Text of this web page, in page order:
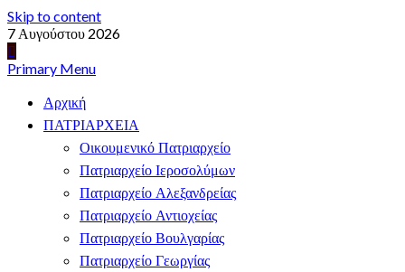
Skip to content
7 Αυγούστου 2026
Primary Menu
Αρχική
ΠΑΤΡΙΑΡΧΕΙΑ
Οικουμενικό Πατριαρχείο
Πατριαρχείο Ιεροσολύμων
Πατριαρχείο Αλεξανδρείας
Πατριαρχείο Αντιοχείας
Πατριαρχείο Βουλγαρίας
Πατριαρχείο Γεωργίας